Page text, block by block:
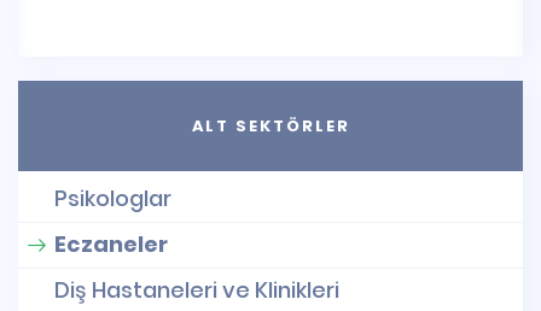
ALT SEKTÖRLER
Psikologlar
Eczaneler
Diş Hastaneleri ve Klinikleri